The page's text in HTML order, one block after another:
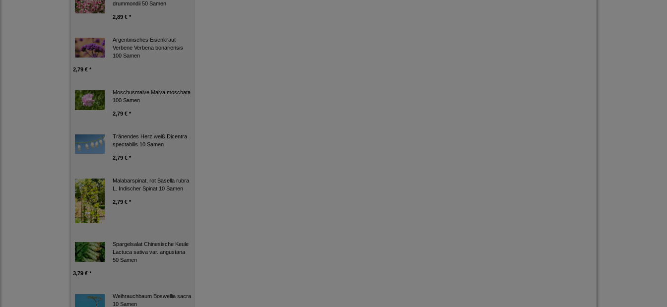
drummondii 50 Samen
2,89 € *
Argentinisches Eisenkraut
Verbene Verbena bonariensis
100 Samen
2,79 € *
Moschusmalve Malva moschata
100 Samen
2,79 € *
Tränendes Herz weiß Dicentra
spectabilis 10 Samen
2,79 € *
Malabarspinat, rot Basella rubra
L. Indischer Spinat 10 Samen
2,79 € *
Spargelsalat Chinesische Keule
Lactuca sativa var. angustana
50 Samen
3,79 € *
Weihrauchbaum Boswellia sacra
10 Samen